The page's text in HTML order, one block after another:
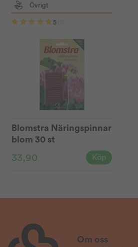
Övrigt
5
Blomstra Näringspinnar
blom 30 st
33,90 Köp
Om oss